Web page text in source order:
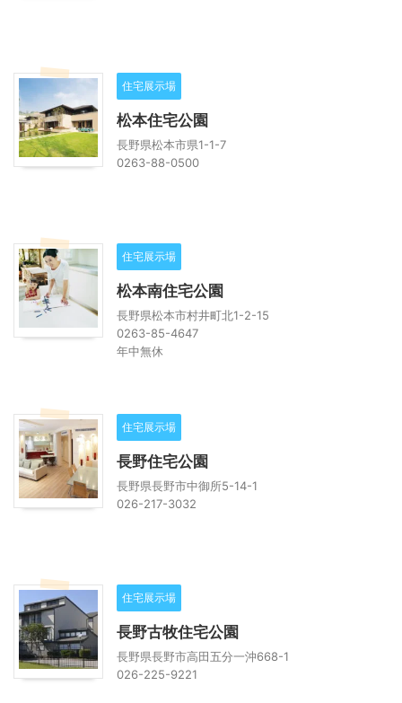
住宅展示場
松本住宅公園
長野県松本市県1-1-7
0263-88-0500
住宅展示場
松本南住宅公園
長野県松本市村井町北1-2-15
0263-85-4647
年中無休
住宅展示場
長野住宅公園
長野県長野市中御所5-14-1
026-217-3032
住宅展示場
長野古牧住宅公園
長野県長野市高田五分一沖668-1
026-225-9221